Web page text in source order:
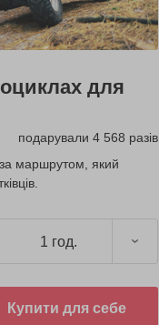
для
подарували 4 568 разів
маршрутом, який
1 год.
Купити для себе